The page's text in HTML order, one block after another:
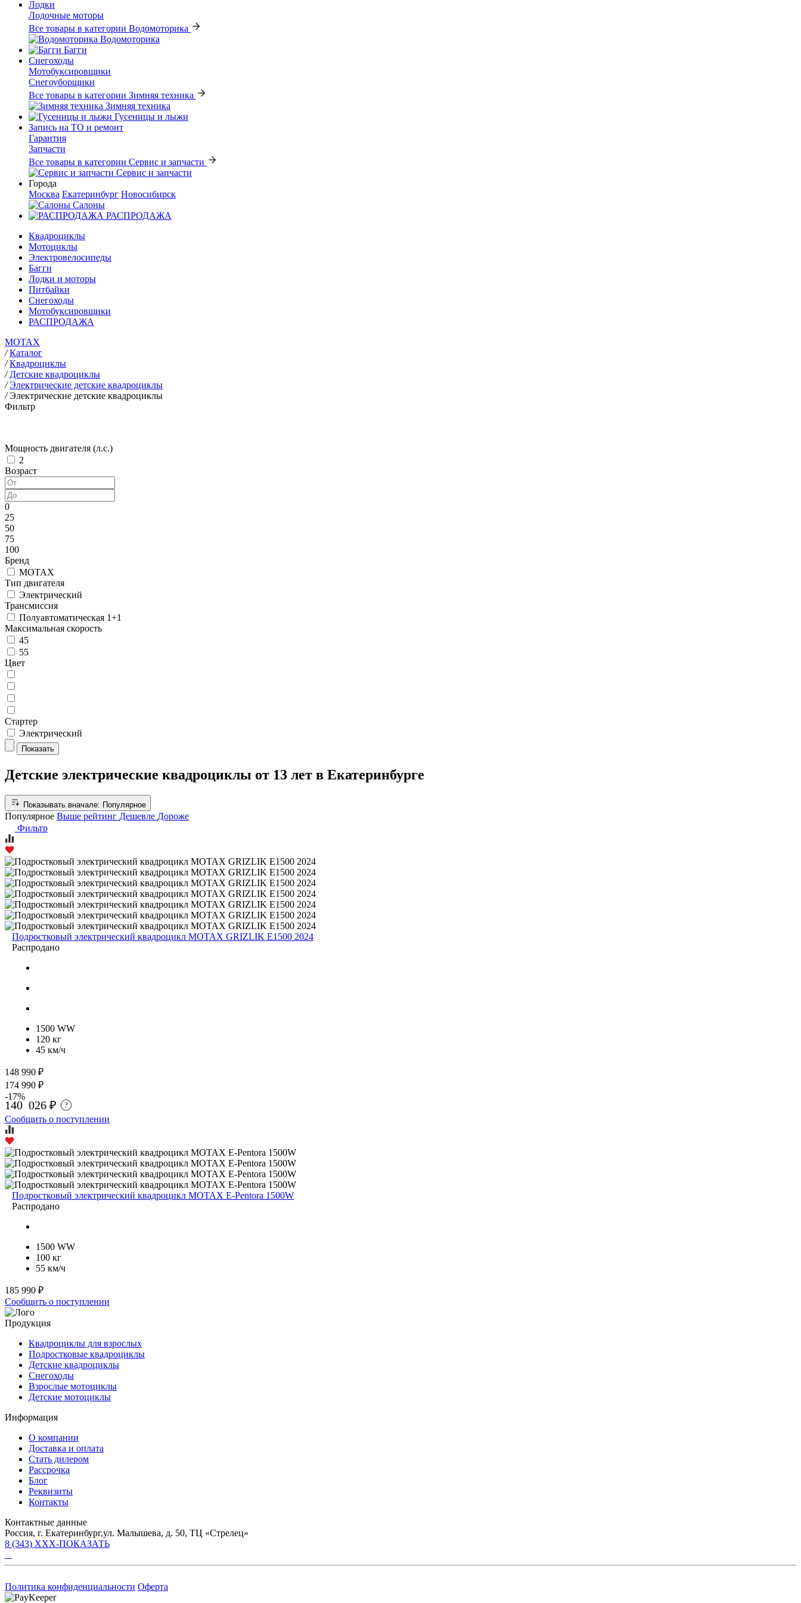
Лодки
Лодочные моторы
Все товары в категории Водомоторика
Водомоторика
Багги
Снегоходы
Мотобуксировщики
Снегоуборщики
Все товары в категории Зимняя техника
Зимняя техника
Гусеницы и лыжи
Запись на ТО и ремонт
Гарантия
Запчасти
Все товары в категории Сервис и запчасти
Сервис и запчасти
Города
Москва Екатеринбург Новосибирск
Салоны
РАСПРОДАЖА
Квадроциклы
Мотоциклы
Электровелосипеды
Багги
Лодки и моторы
Питбайки
Снегоходы
Мотобуксировщики
РАСПРОДАЖА
MOTAX
/ Каталог
/ Квадроциклы
/ Детские квадроциклы
/ Электрические детские квадроциклы
/ Электрические детские квадроциклы
Фильтр
Мощность двигателя (л.с.)
2
Возраст
0
25
50
75
100
Бренд
MOTAX
Тип двигателя
Электрический
Трансмиссия
Полуавтоматическая 1+1
Максимальная скорость
45
55
Цвет
Стартер
Электрический
Показать
Детские электрические квадроциклы от 13 лет в Екатеринбурге
Показывать вначале: Популярное
Популярное Выше рейтинг Дешевле Дороже
Фильтр
Подростковый электрический квадроцикл MOTAX GRIZLIK E1500 2024
Распродано
1500 WW
120 кг
45 км/ч
148 990 ₽
174 990 ₽
-17%
140 026 ₽ ?
Сообщить о поступлении
Подростковый электрический квадроцикл MOTAX E-Pentora 1500W
Распродано
1500 WW
100 кг
55 км/ч
185 990 ₽
Сообщить о поступлении
Продукция
Квадроциклы для взрослых
Подростковые квадроциклы
Детские квадроциклы
Снегоходы
Взрослые мотоциклы
Детские мотоциклы
Информация
О компании
Доставка и оплата
Стать дилером
Рассрочка
Блог
Реквизиты
Контакты
Контактные данные
Россия, г. Екатеринбург,ул. Малышева, д. 50, ТЦ «Стрелец»
8 (343) XXX-ПОКАЗАТЬ
Политика конфиденциальности Оферта